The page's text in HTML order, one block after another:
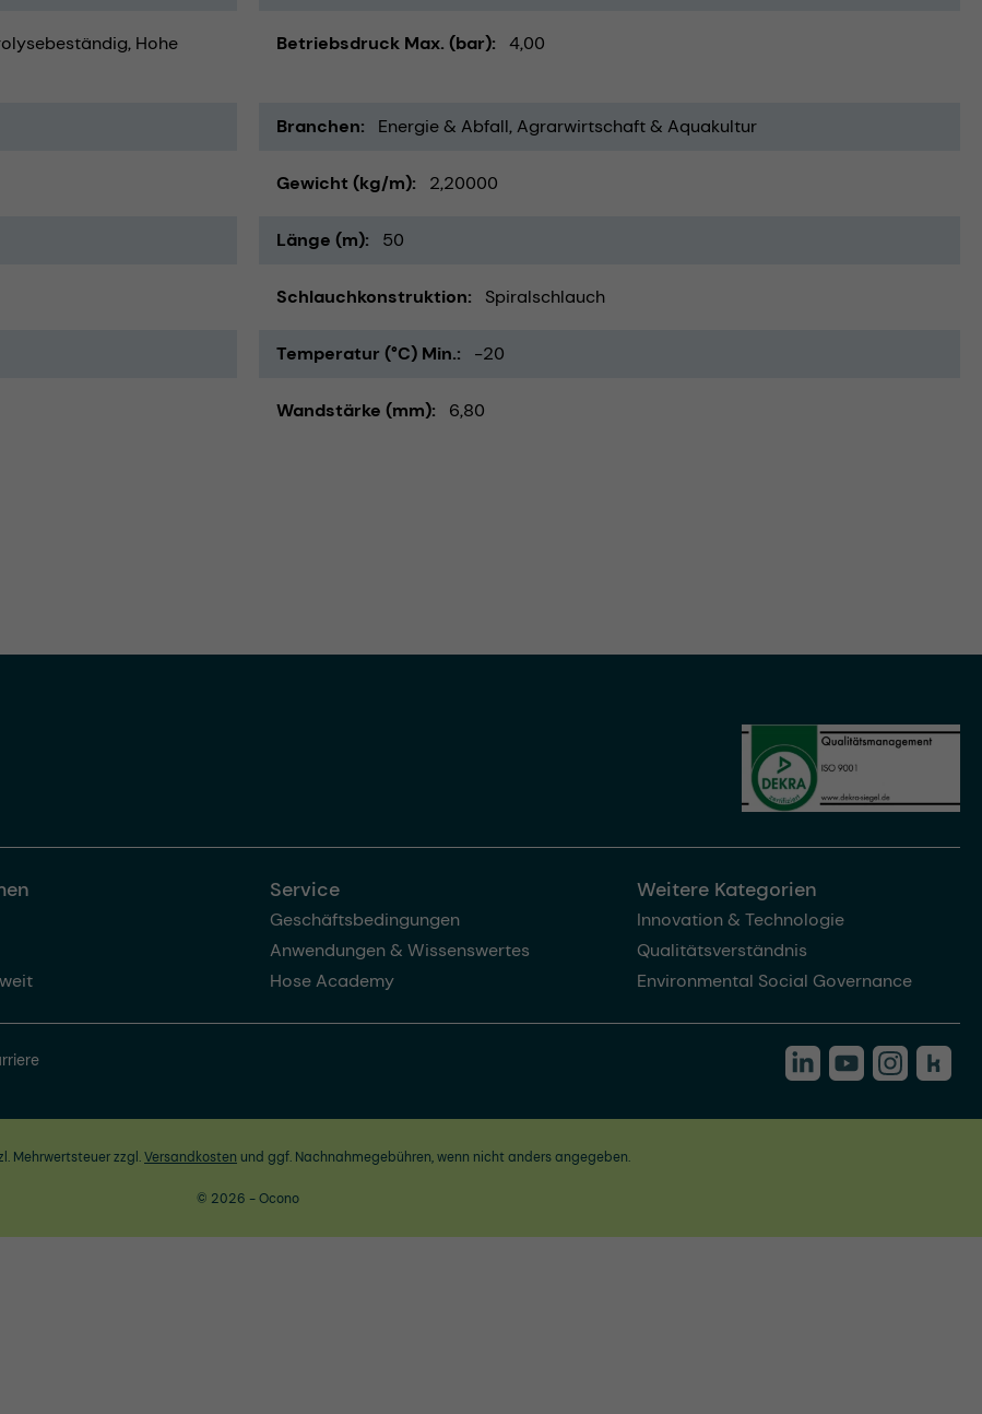
Hohe
Betriebsdruck Max. (bar) 4,00
Branchen Energie & Abfall Agrarwirtschaft & Aquakultur
Gewicht (kg/m) 2,20000
Länge (m) 50
Schlauchkonstruktion Spiralschlauch
Temperatur (°C) Min. -20
Wandstärke (mm) 6,80
Service
Geschäftsbedingungen
Anwendungen & Wissenswertes
Hose Academy
Weitere Kategorien
Innovation & Technologie
Qualitätsverständnis
Environmental Social Governance
Mehrwertsteuer zzgl.Versandkosten und ggf. Nachnahmegebühren, wenn nicht anders angegeben.
© 2026 - Ocono